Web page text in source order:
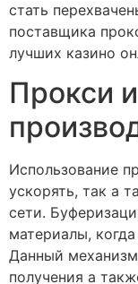
стать
поставщика
лучших казино
Прокси и
Использование
ускорять, так а
сети.
материалы,
Данный
получения а